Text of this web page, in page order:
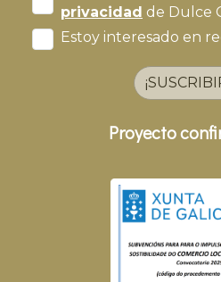
privacidad de Dulce
Estoy interesado en
Proyecto